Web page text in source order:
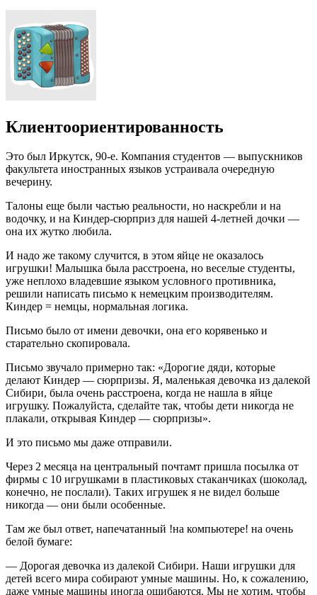
Клиентоориентированность
Это был Иркутск, 90-е. Компания студентов — выпускников
факультета иностранных языков устраивала очередную
вечерину.
Талоны еще были частью реальности, но наскребли и на
водочку, и на Киндер-сюрприз для нашей 4-летней дочки —
она их жутко любила.
И надо же такому случится, в этом яйце не оказалось
игрушки! Малышка была расстроена, но веселые студенты,
уже неплохо владевшие языком условного противника,
решили написать письмо к немецким производителям.
Киндер = немцы, нормальная логика.
Письмо было от имени девочки, она его корявенько и
старательно скопировала.
Письмо звучало примерно так: «Дорогие дяди, которые
делают Киндер — сюрпризы. Я, маленькая девочка из далекой
Сибири, была очень расстроена, когда не нашла в яйце
игрушку. Пожалуйста, сделайте так, чтобы дети никогда не
плакали, открывая Киндер — сюрпризы».
И это письмо мы даже отправили.
Через 2 месяца на центральный почтамт пришла посылка от
фирмы с 10 игрушками в пластиковых стаканчиках (шоколад,
конечно, не послали). Таких игрушек я не видел больше
никогда — они были особенные.
Там же был ответ, напечатанный !на компьютере! на очень
белой бумаге:
— Дорогая девочка из далекой Сибири. Наши игрушки для
детей всего мира собирают умные машины. Но, к сожалению,
даже умные машины иногда ошибаются. Мы не хотим, чтобы